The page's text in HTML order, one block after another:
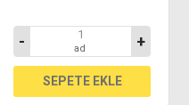
- ad +